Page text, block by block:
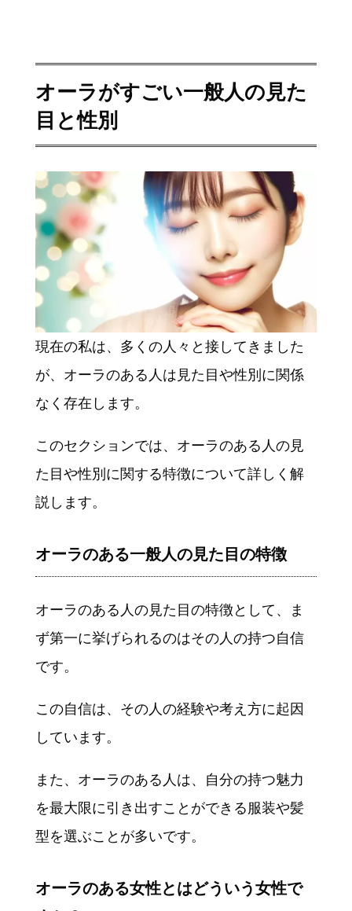
オーラがすごい一般人の見た
目と性別
現在の私は、多くの人々と接してきました
が、オーラのある人は見た目や性別に関係
なく存在します。
このセクションでは、オーラのある人の見
た目や性別に関する特徴について詳しく解
説します。
オーラのある一般人の見た目の特徴
オーラのある人の見た目の特徴として、ま
ず第一に挙げられるのはその人の持つ自信
です。
この自信は、その人の経験や考え方に起因
しています。
また、オーラのある人は、自分の持つ魅力
を最大限に引き出すことができる服装や髪
型を選ぶことが多いです。
オーラのある女性とはどういう女性で